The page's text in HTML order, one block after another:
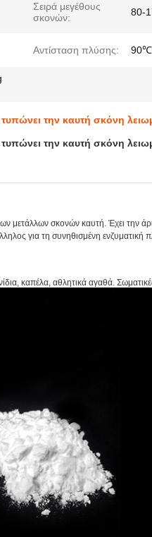
Σειρά μεγέθους
σκονών:
80-
Αντίσταση πλύσης: 90℃
την καυτή σκόνη
την καυτή σκόνη
μετάλλων σκονών καυτή. Έχει την
για τη συνηθισμένη ενζυματική
καπέλα, αθλητικά αγαθά.